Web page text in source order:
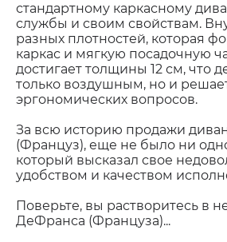
стандартному каркасному
службы и своим свойствам.
разных плотностей, которая
каркас и мягкую посадочную
достигает толщины 12 см, что
только воздушным, но и
эргономических вопросов.
За всю историю продажи
(Француз), еще не было ни
который высказал свое
удобством и качеством
Поверьте, вы растворитесь в
ДеФранса (Француза)...